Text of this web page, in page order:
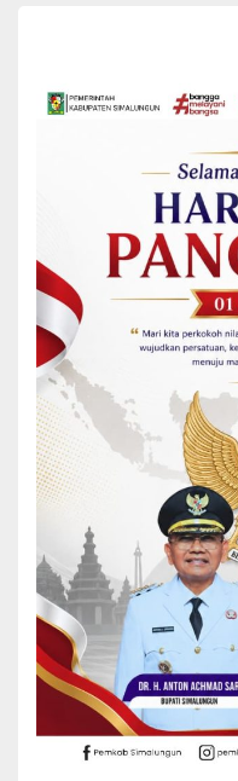
untuk cabang tertentu. Di
dua kategori besar. Untuk
putra maupun putri,
keindahan dan kehalusan
Tidak kalah menarik,
putra dan putri yang
pemahaman yang matang,
Berada di lingkungan MTs
pada tiga cabang lomba
mendalam. Cabang Khottil
ketepatan seni kaligrafi Al-
putri, Terdiri dari Naskah di
Hiasan Mushaf diikuti oleh
Dilokasi yang sama, cabang
10 peserta, tempat di mana
pemahaman ayat
cabang Fahmil Qur’an
pemahaman isi kandungan
putri dan 16 group peserta
pengetahuan.
Sementara itu, di lokasi
lomba berpusat pada